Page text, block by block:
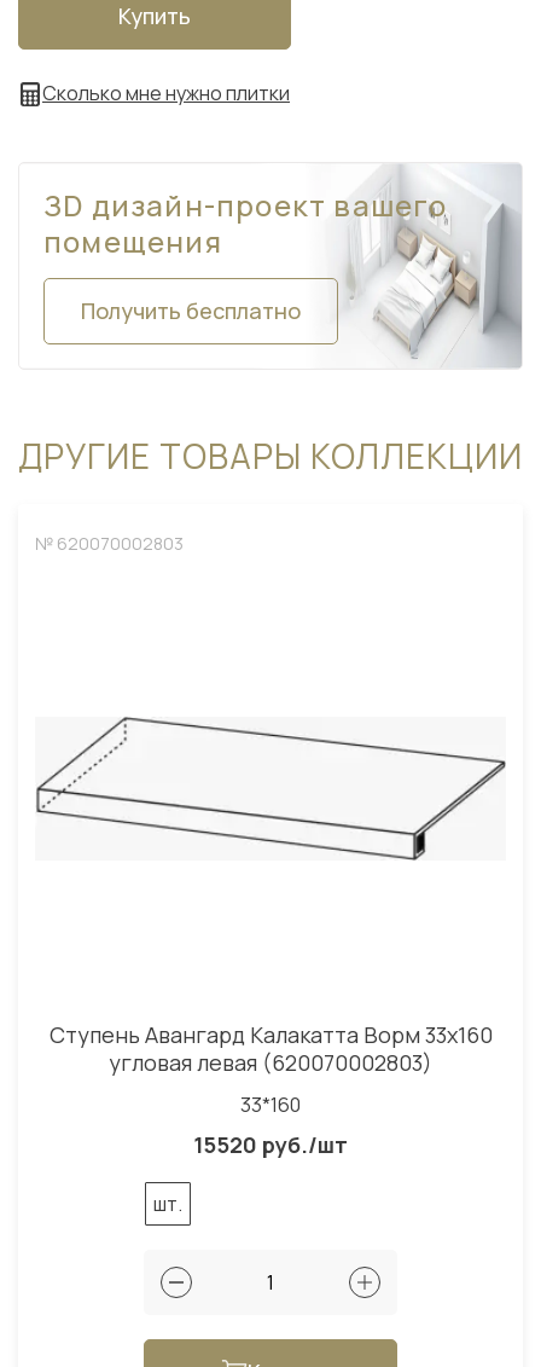
Купить
Сколько мне нужно плитки
ЗD дизайн-проект вашего
помещения
Получить бесплатно
ДРУГИЕ ТОВАРЫ КОЛЛЕКЦИИ
№ 620070002803
Ступень Авангард Калакатта Ворм 33x160
угловая левая (620070002803)
33*160
15520 руб./шт
шт.